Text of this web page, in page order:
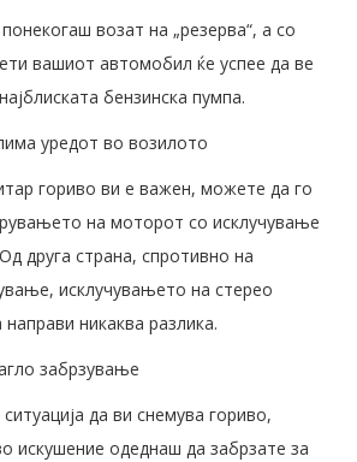
возат на „резерва“, а со
вашиот автомобил ќе успее да ве
бензинска пумпа.
уредот во возилото
гориво ви е важен, можете да го
на моторот со исклучување
друга страна, спротивно на
исклучувањето на стерео
никаква разлика.
забрзување
да ви снемува гориво,
искушение одеднаш да забрзате за